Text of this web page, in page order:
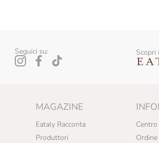
Seguici su: Scopri
MAGAZINE
Eataly Racconta
Produttori